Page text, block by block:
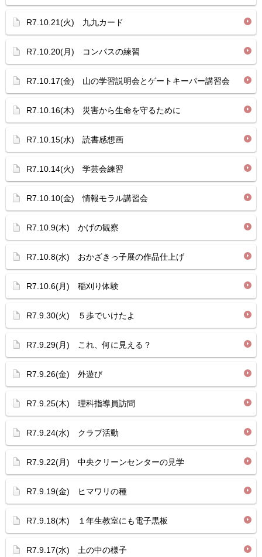
R7.10.21(火) 九九カード
R7.10.20(月) コンパスの練習
R7.10.17(金) 山の学習説明会とゲートキーパー講習会
R7.10.16(木) 災害から生命を守るために
R7.10.15(水) 読書感想画
R7.10.14(火) 学芸会練習
R7.10.10(金) 情報モラル講習会
R7.10.9(木) かげの観察
R7.10.8(水) おかざきっ子展の作品仕上げ
R7.10.6(月) 稲刈り体験
R7.9.30(火) ５歩でいけたよ
R7.9.29(月) これ、何に見える？
R7.9.26(金) 外遊び
R7.9.25(木) 理科指導員訪問
R7.9.24(水) クラブ活動
R7.9.22(月) 中央クリーンセンターの見学
R7.9.19(金) ヒマワリの種
R7.9.18(木) １年生教室にも電子黒板
R7.9.17(水) 土の中の様子